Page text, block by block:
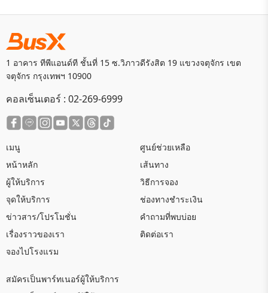
1 อาคาร ทีพีแอนด์ที ชั้นที่ 15 ซ.วิภาวดีรังสิต 19 แขวงจตุจักร เขต
จตุจักร กรุงเทพฯ 10900
คอลเซ็นเตอร์ : 02-269-6999
เมนู
หน้าหลัก
ผู้ให้บริการ
จุดให้บริการ
ข่าวสาร/โปรโมชั่น
เรื่องราวของเรา
จองไปโรงแรม
ศูนย์ช่วยเหลือ
เส้นทาง
วิธีการจอง
ช่องทางชำระเงิน
คำถามที่พบบ่อย
ติดต่อเรา
สมัครเป็นพาร์ทเนอร์ผู้ให้บริการ